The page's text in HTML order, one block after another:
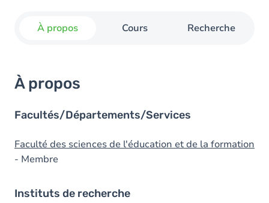
À propos Cours Recherche
À propos
Facultés/Départements/Services
Faculté des sciences de l'éducation et de la formation
- Membre
Instituts de recherche